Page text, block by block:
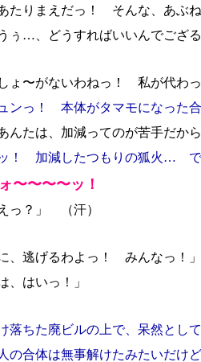
あたりまえだっ！ そんな、あぶ
うぅ…、どうすればいいんでござ
しょ〜がないわねっ！ 私が代わ
ンっ！ 本体がタマモになった
あんたは、加減ってのが苦手だ
！ 加減したつもりの狐火…
〜〜〜〜ッ！
えっ？」 （汗）
に、逃げるわよっ！ みんなっ！」
、はいっ！」
落ちた廃ビルの上で、呆然とし
の合体は無事解けたみたいだけ